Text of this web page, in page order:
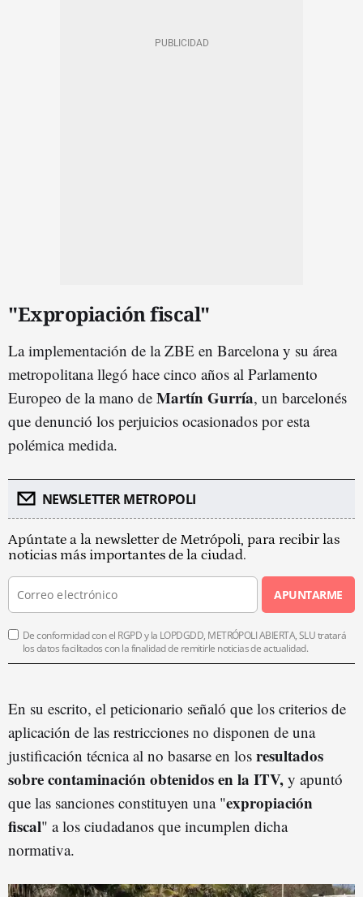
"Expropiación fiscal"
La implementación de la ZBE en Barcelona y su área
metropolitana llegó hace cinco años al Parlamento
Europeo de la mano de Martín Gurría, un barcelonés
que denunció los perjuicios ocasionados por esta
polémica medida.
NEWSLETTER METROPOLI
Apúntate a la newsletter de Metrópoli, para recibir las
noticias más importantes de la ciudad.
APUNTARME
De conformidad con el RGPD y la LOPDGDD, METRÓPOLI ABIERTA, SLU tratará
los datos facilitados con la finalidad de remitirle noticias de actualidad.
En su escrito, el peticionario señaló que los criterios de
aplicación de las restricciones no disponen de una
justificación técnica al no basarse en los resultados
sobre contaminación obtenidos en la ITV, y apuntó
que las sanciones constituyen una "expropiación
fiscal" a los ciudadanos que incumplen dicha
normativa.